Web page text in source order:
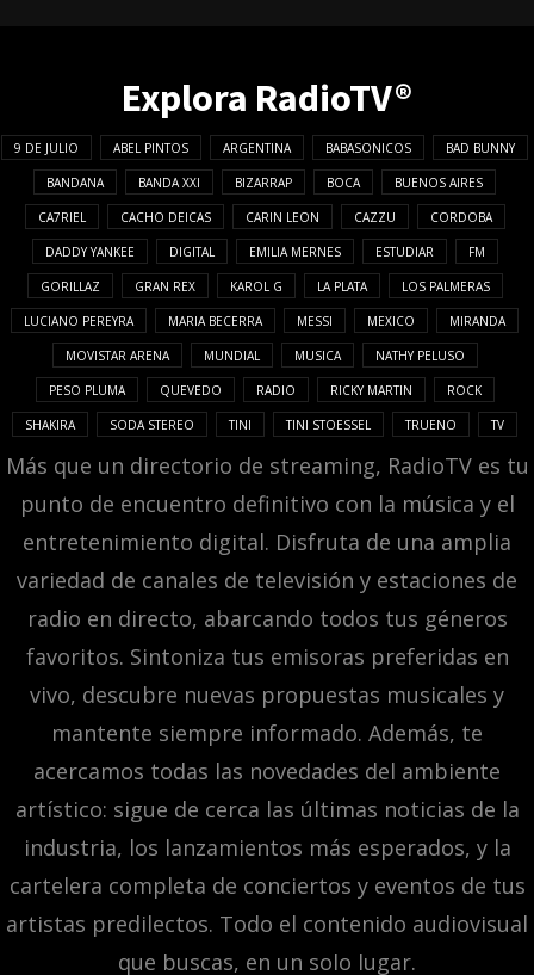
Explora RadioTV®
9 DE JULIO ABEL PINTOS ARGENTINA BABASONICOS BAD BUNNY
BANDANA BANDA XXI BIZARRAP BOCA BUENOS AIRES
CA7RIEL CACHO DEICAS CARIN LEON CAZZU CORDOBA
DADDY YANKEE DIGITAL EMILIA MERNES ESTUDIAR FM
GORILLAZ GRAN REX KAROL G LA PLATA LOS PALMERAS
LUCIANO PEREYRA MARIA BECERRA MESSI MEXICO MIRANDA
MOVISTAR ARENA MUNDIAL MUSICA NATHY PELUSO
PESO PLUMA QUEVEDO RADIO RICKY MARTIN ROCK
SHAKIRA SODA STEREO TINI TINI STOESSEL TRUENO TV
Más que un directorio de streaming, RadioTV es tu
punto de encuentro definitivo con la música y el
entretenimiento digital. Disfruta de una amplia
variedad de canales de televisión y estaciones de
radio en directo, abarcando todos tus géneros
favoritos. Sintoniza tus emisoras preferidas en
vivo, descubre nuevas propuestas musicales y
mantente siempre informado. Además, te
acercamos todas las novedades del ambiente
artístico: sigue de cerca las últimas noticias de la
industria, los lanzamientos más esperados, y la
cartelera completa de conciertos y eventos de tus
artistas predilectos. Todo el contenido audiovisual
que buscas, en un solo lugar.